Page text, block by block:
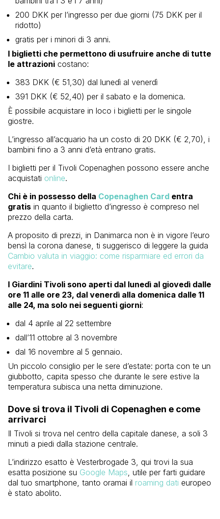
200 DKK per l’ingresso per due giorni (75 DKK per il
ridotto)
gratis per i minori di 3 anni.
I biglietti che permettono di usufruire anche di tutte
le attrazioni costano:
383 DKK (€ 51,30) dal lunedì al venerdì
391 DKK (€ 52,40) per il sabato e la domenica.
È possibile acquistare in loco i biglietti per le singole
giostre.
L’ingresso all’acquario ha un costo di 20 DKK (€ 2,70), i
bambini fino a 3 anni d’età entrano gratis.
I biglietti per il Tivoli Copenaghen possono essere anche
acquistati online.
Chi è in possesso della Copenaghen Card entra
gratis in quanto il biglietto d’ingresso è compreso nel
prezzo della carta.
A proposito di prezzi, in Danimarca non è in vigore l’euro
bensì la corona danese, ti suggerisco di leggere la guida
Cambio valuta in viaggio: come risparmiare ed errori da
evitare.
I Giardini Tivoli sono aperti dal lunedì al giovedì dalle
ore 11 alle ore 23, dal venerdì alla domenica dalle 11
alle 24, ma solo nei seguenti giorni:
dal 4 aprile al 22 settembre
dall’11 ottobre al 3 novembre
dal 16 novembre al 5 gennaio.
Un piccolo consiglio per le sere d’estate: porta con te un
giubbotto, capita spesso che durante le sere estive la
temperatura subisca una netta diminuzione.
Dove si trova il Tivoli di Copenaghen e come
arrivarci
Il Tivoli si trova nel centro della capitale danese, a soli 3
minuti a piedi dalla stazione centrale.
L’indirizzo esatto è Vesterbrogade 3, qui trovi la sua
esatta posizione su Google Maps, utile per farti guidare
dal tuo smartphone, tanto oramai il roaming dati europeo
è stato abolito.